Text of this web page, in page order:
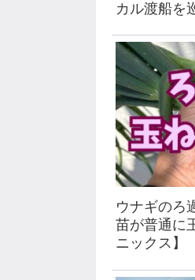
カル渡船を
ウナギのろ
苗が普通に
ニックス】